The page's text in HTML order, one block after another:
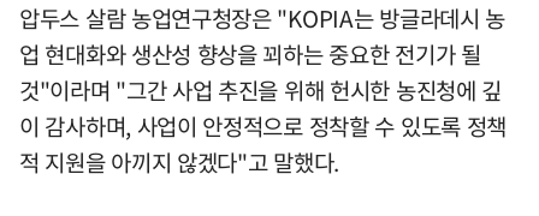
압두스 살람 농업연구청장은 "KOPIA는 방글라데시 농
업 현대화와 생산성 향상을 꾀하는 중요한 전기가 될
것"이라며 "그간 사업 추진을 위해 헌시한 농진청에 깊
이 감사하며, 사업이 안정적으로 정착할 수 있도록 정책
적 지원을 아끼지 않겠다"고 말했다.